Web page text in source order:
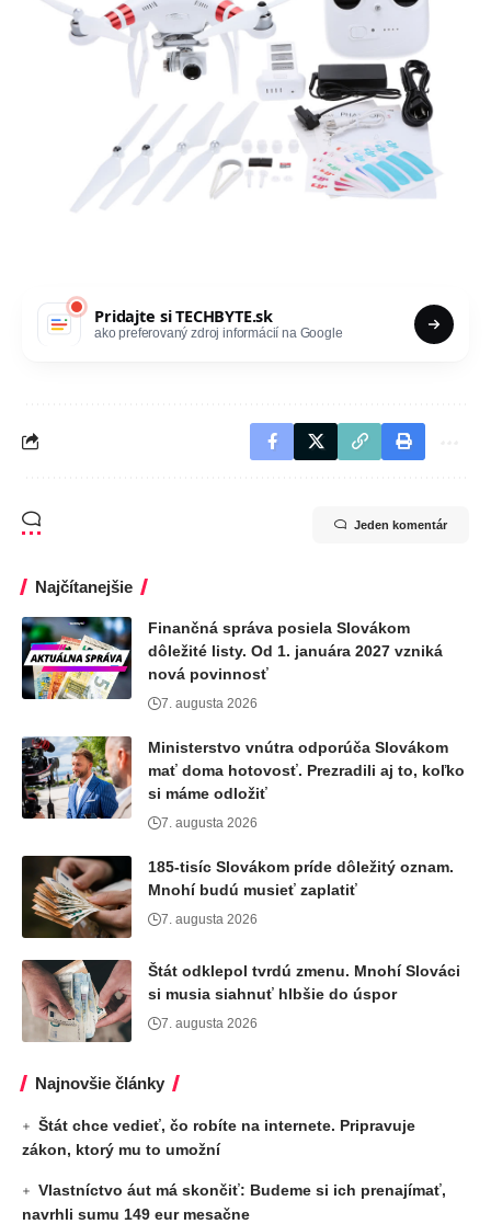
Pridajte siTECHBYTE.sk
ako preferovaný zdroj informácií na Google
Jeden komentár
Najčítanejšie
Finančná správa posiela Slovákom
dôležité listy. Od 1. januára 2027 vzniká
nová povinnosť
7. augusta 2026
Ministerstvo vnútra odporúča Slovákom
mať doma hotovosť. Prezradili aj to, koľko
si máme odložiť
7. augusta 2026
185-tisíc Slovákom príde dôležitý oznam.
Mnohí budú musieť zaplatiť
7. augusta 2026
Štát odklepol tvrdú zmenu. Mnohí Slováci
si musia siahnuť hlbšie do úspor
7. augusta 2026
Najnovšie články
Štát chce vedieť, čo robíte na internete. Pripravuje
zákon, ktorý mu to umožní
Vlastníctvo áut má skončiť: Budeme si ich prenajímať,
navrhli sumu 149 eur mesačne